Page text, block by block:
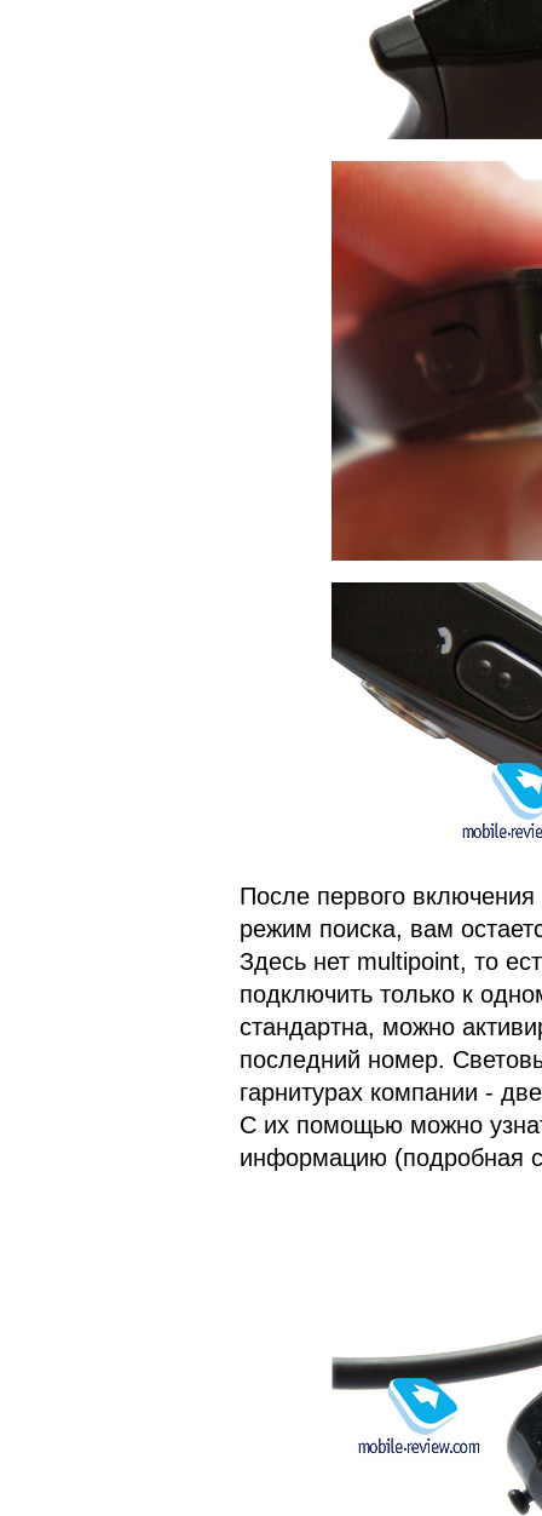
После первого включения
режим поиска, вам
Здесь нет multipoint, то
подключить только к
стандартна, можно
последний номер.
гарнитурах компании -
С их помощью можно
информацию (подробная